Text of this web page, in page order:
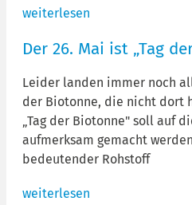
weiterlesen
Der 26. Mai ist „Tag
Leider landen immer noch
der Biotonne, die nicht dort
„Tag der Biotonne" soll auf
aufmerksam gemacht
bedeutender Rohstoff
weiterlesen